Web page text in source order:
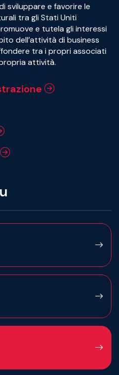
sviluppare e favorire le
tra gli Stati Uniti
e tutela gli interessi
dell’attività di business
tra i propri associati
attività.